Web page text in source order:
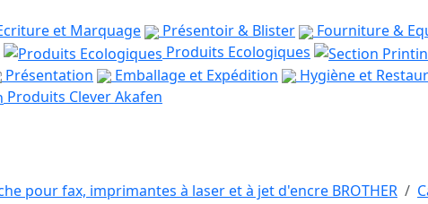
et Marquage Présentoir & Blister Fourniture &
Produits Ecologiques
Présentation Emballage et Expédition Hygiène et
Produits Clever Akafen
pour fax, imprimantes à laser et à jet d'encre BROTHER